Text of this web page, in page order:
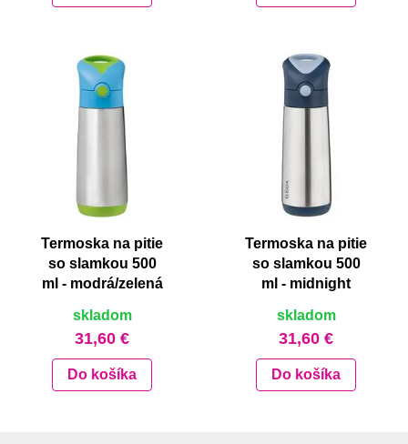
Termoska na pitie
so slamkou 500
ml - modrá/zelená
skladom
31,60 €
Do košíka
Termoska na pitie
so slamkou 500
ml - midnight
skladom
31,60 €
Do košíka